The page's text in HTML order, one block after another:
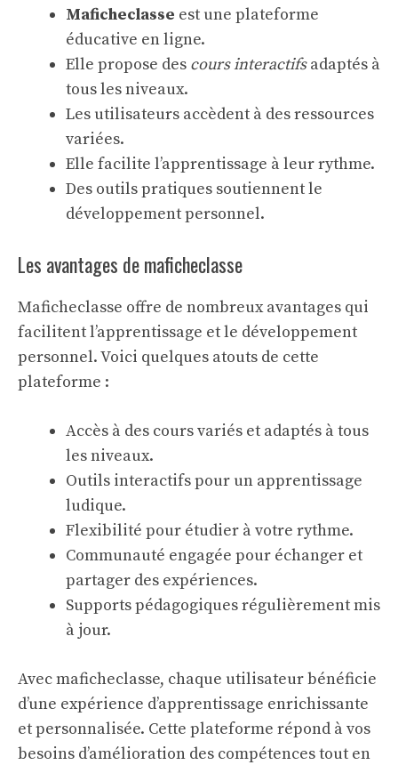
Maficheclasse est une plateforme
éducative en ligne.
Elle propose des cours interactifsadaptés à
tous les niveaux.
Les utilisateurs accèdent à des ressources
variées.
Elle facilite l’apprentissage à leur rythme.
Des outils pratiques soutiennent le
développement personnel.
Les avantages de maficheclasse
Maficheclasse offre de nombreux avantages qui
facilitent l’apprentissage et le développement
personnel. Voici quelques atouts de cette
plateforme :
Accès à des cours variés et adaptés à tous
les niveaux.
Outils interactifs pour un apprentissage
ludique.
Flexibilité pour étudier à votre rythme.
Communauté engagée pour échanger et
partager des expériences.
Supports pédagogiques régulièrement mis
à jour.
Avec maficheclasse, chaque utilisateur bénéficie
d’une expérience d’apprentissage enrichissante
et personnalisée. Cette plateforme répond à vos
besoins d’amélioration des compétences tout en